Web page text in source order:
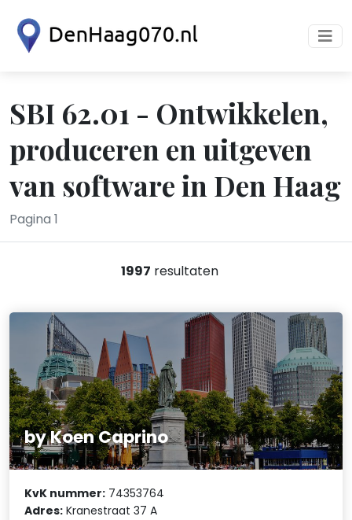
SBI 62.01 - Ontwikkelen,
produceren en uitgeven
van software in Den Haag
Pagina 1
1997 resultaten
by Koen Caprino
KvK nummer: 74353764
Adres: Kranestraat 37 A